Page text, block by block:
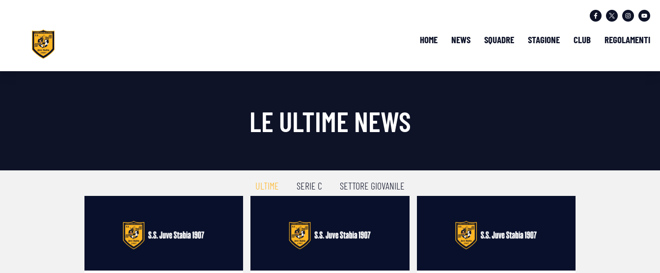
HOME NEWS SQUADRE STAGIONE CLUB REGOLAMENTI
LE ULTIME NEWS
ULTIME SERIE C SETTORE GIOVANILE